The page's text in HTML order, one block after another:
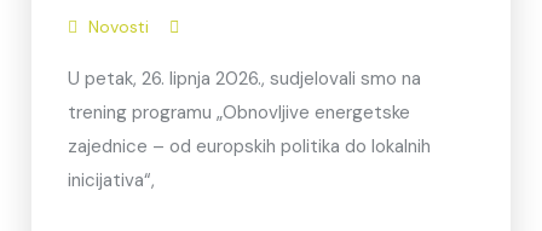
Novosti
U petak, 26. lipnja 2026., sudjelovali smo na
trening programu „Obnovljive energetske
zajednice – od europskih politika do lokalnih
inicijativa“,